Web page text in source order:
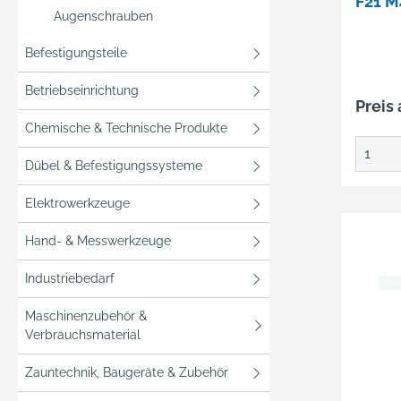
Augenschrauben
Befestigungsteile
Betriebseinrichtung
Chemische & Technische Produkte
Dübel & Befestigungssysteme
Elektrowerkzeuge
Hand- & Messwerkzeuge
Industriebedarf
Maschinenzubehör &
Verbrauchsmaterial
Zauntechnik, Baugeräte & Zubehör
Preis